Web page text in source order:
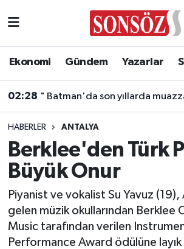
Ekonomi Gündem Yazarlar
02:28 " Batman'da son yıllarda muazzam bir
HABERLER ANTALYA
Berklee'den Türk
Büyük Onur
Piyanist ve vokalist Su Yavuz
gelen müzik okullarından Berklee
Music tarafından verilen
Performance Award ödülüne
Asayiş
Biyografi
Çevre
Diğer
Dünya
Ankara Nöbetçi Eczaneler
Ankara Trafik Yoğunluk
Süper Lig Puan Durumu ve
Tüm Manşetler
Son Dakika Haberleri